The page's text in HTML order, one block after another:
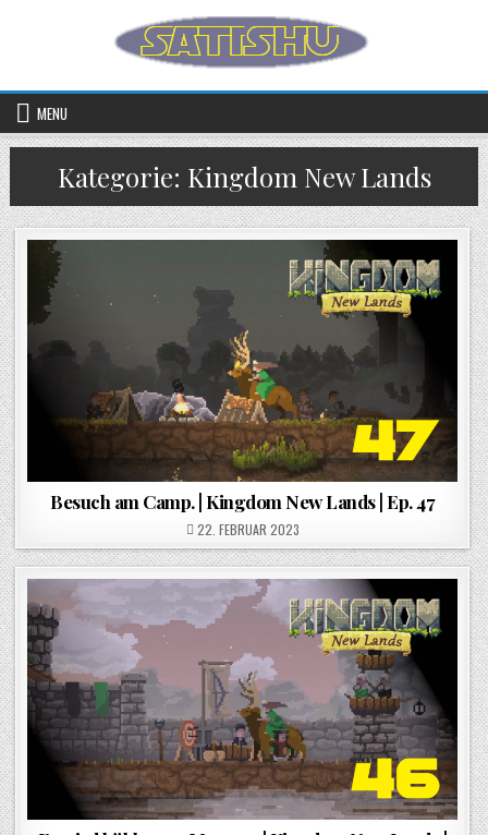
MENU
Kategorie: Kingdom New Lands
Besuch am Camp. | Kingdom New Lands | Ep. 47
POSTED ON
22. FEBRUAR 2023